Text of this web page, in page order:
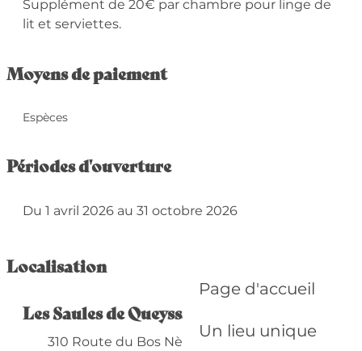
Page d'accueil
Un lieu unique
Supplément de 20€ par chambre pour linge de
lit et serviettes.
Moyens de paiement
Espèces
Périodes d'ouverture
Du 1 avril 2026 au 31 octobre 2026
Localisation
Les Saules de Queyssac
310 Route du Bos Nègre, 24140 Queyssac